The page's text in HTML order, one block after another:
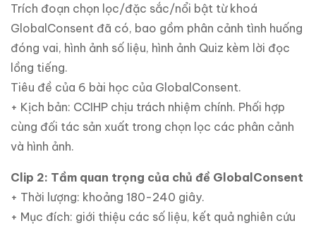
Trích đoạn chọn lọc/đặc sắc/nổi bật từ khoá
GlobalConsent đã có, bao gồm phân cảnh tình huống
đóng vai, hình ảnh số liệu, hình ảnh Quiz kèm lời đọc
lồng tiếng.
Tiêu đề của 6 bài học của GlobalConsent.
+ Kịch bản: CCIHP chịu trách nhiệm chính. Phối hợp
cùng đối tác sản xuất trong chọn lọc các phân cảnh
và hình ảnh.
Clip 2: Tầm quan trọng của chủ đề GlobalConsent
+ Thời lượng: khoảng 180-240 giây.
+ Mục đích: giới thiệu các số liệu, kết quả nghiên cứu